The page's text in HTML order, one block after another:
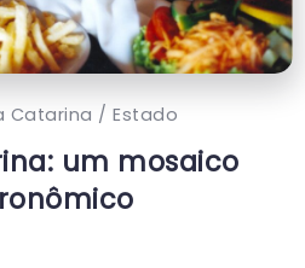
Catarina / Estado
um mosaico